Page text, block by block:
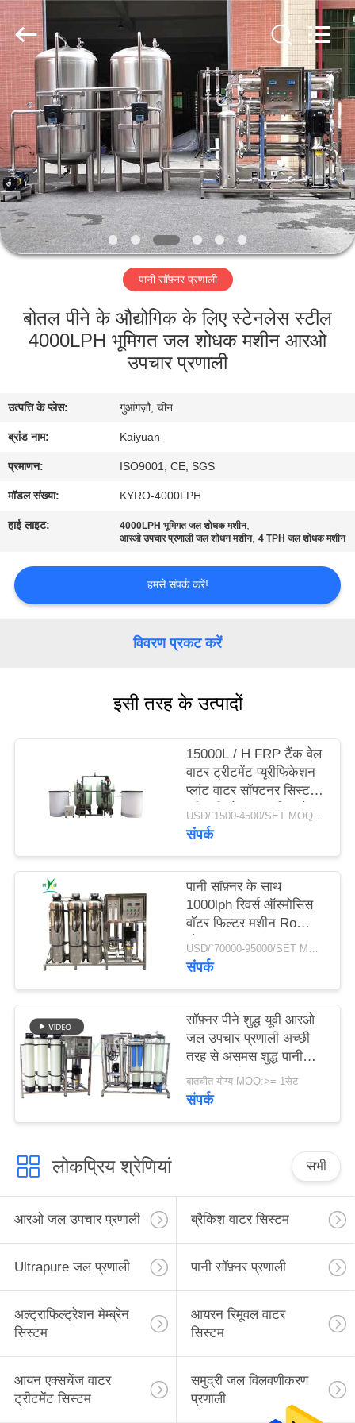
घर
उत्पादों
हमारे
बारे
में
भ्रमण
नियंत्रण
संपर्क
करें
एक
का
अनुरोध
PRIVACY
Kai
Water
Treatment
Equipment
Co.,
Ltd..
All
Rights
Reserved.
पानी सॉफ़्नर प्रणाली
बोतल पीने के औद्योगिक के लिए स्टेनलेस स्टील
4000LPH भूमिगत जल शोधक मशीन आरओ
उपचार प्रणाली
उत्पत्ति के प्लेस: गुआंगज़ौ, चीन
ब्रांड नाम: Kaiyuan
प्रमाणन: ISO9001, CE, SGS
मॉडल संख्या: KYRO-4000LPH
हाई लाइट: 4000LPH भूमिगत जल शोधक मशीन,
आरओ उपचार प्रणाली जल शोधन मशीन,4 TPH जल शोधक मशीन
हमसे संपर्क करें!
विवरण प्रकट करें
इसी तरह के उत्पादों
15000L / H FRP टैंक वेल
वाटर ट्रीटमेंट प्यूरीफिकेशन
प्लांट वाटर सॉफ्टनर सिस्टम
प्री-ट्रीटमेंट वाटर फिल्ट्रेशन
फिल्टर
USD/`1500-4500/SET MOQ:एक सेट
संपर्क
पानी सॉफ़्नर के साथ
1000lph रिवर्स ऑस्मोसिस
वॉटर फ़िल्टर मशीन Ro
शोधक
USD/`70000-95000/SET MOQ:1 सेट
संपर्क
सॉफ़्नर पीने शुद्ध यूवी आरओ
जल उपचार प्रणाली अच्छी
तरह से असमस शुद्ध पानी
मशीन रिवर्स
बातचीत योग्य MOQ:>= 1सेट
संपर्क
लोकप्रिय श्रेणियां सभी
आरओ जल उपचार प्रणाली ब्रैकिश वाटर सिस्टम
Ultrapure जल प्रणाली पानी सॉफ़्नर प्रणाली
अल्ट्राफिल्ट्रेशन मेम्ब्रेन
सिस्टम
आयरन रिमूवल वाटर
सिस्टम
आयन एक्सचेंज वाटर
ट्रीटमेंट सिस्टम
समुद्री जल विलवणीकरण
प्रणाली